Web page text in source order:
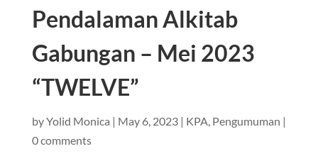
Pendalaman Alkitab
Gabungan – Mei 2023
“TWELVE”
byYolid Monica | May 6, 2023| KPA, Pengumuman |
0 comments